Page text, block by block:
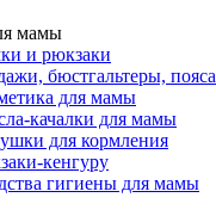
мамы
и рюкзаки
бюстгальтеры, пояса
для мамы
качалки для мамы
для кормления
кенгуру
гигиены для мамы